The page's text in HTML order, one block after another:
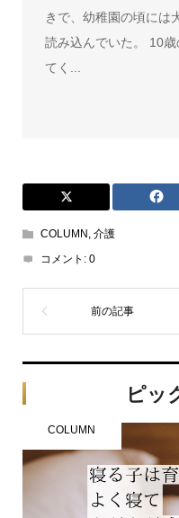
きで、幼稚園の頃には
読み込んでいた。 10
てく...
COLUMN 介護
コメント: 0
ピッ
COLUMN